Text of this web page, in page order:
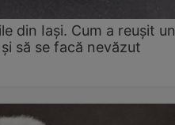
din Iași. Cum a reușit un
să se facă nevăzut